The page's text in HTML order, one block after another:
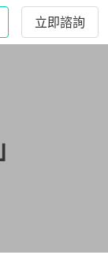
立即諮詢